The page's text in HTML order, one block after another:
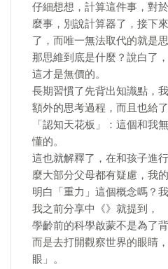
仔細想想，計算這件事，對
麼事，別說計算器了，接下
了，而唯一無法取代的就是思
那思維到底是什麼？說白了
這才是無價的。
長期習慣了先背出知識點，
額外的思考過程，而且也給
「認知天花板」：這個和我
懂的。
這也就解釋了，在和孩子進
麼大部分父母都有疑慮，我
明白「重力」這個概念嗎？
我之前分享中《》就提到，
學齡前的科學啟蒙不是為了
而是去打開觀察世界的眼睛
眼」。